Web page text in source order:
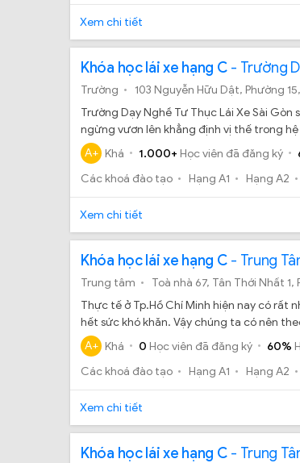
Xem chi tiết
Khóa học lái xe hạng C - Trường
Trường 103 Nguyễn Hữu Dật, Phường
Trường Dạy Nghề Tư Thục Lái Xe Sài
ngừng vươn lên khẳng định vị thế trong
A+ Khá 1.000+ Học viên đã đăng ký
Các khoá đào tạo
Hạng A1 Hạng A2
Xem chi tiết
Khóa học lái xe hạng C - Trung
Trung tâm
Thực tế ở Tp.Hồ Chí Minh hiện nay có rất
hết sức khó khăn. Vậy chúng ta có nên
A+ Khá 0 Học viên đã đăng ký 60%
Các khoá đào tạo
Hạng A1 Hạng A2
Xem chi tiết
Khóa học lái xe hạng C - Trung